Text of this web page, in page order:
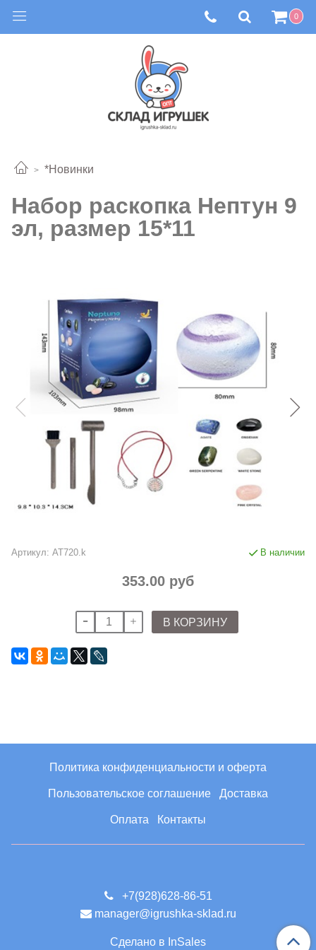
0
*Новинки
Набор раскопка Нептун 9
эл, размер 15*11
Артикул: AT720.k В наличии
353.00 руб
В КОРЗИНУ
Политика конфиденциальности и оферта
Пользовательское соглашение Доставка
Оплата Контакты
+7(928)628-86-51
manager@igrushka-sklad.ru
Сделано в InSales